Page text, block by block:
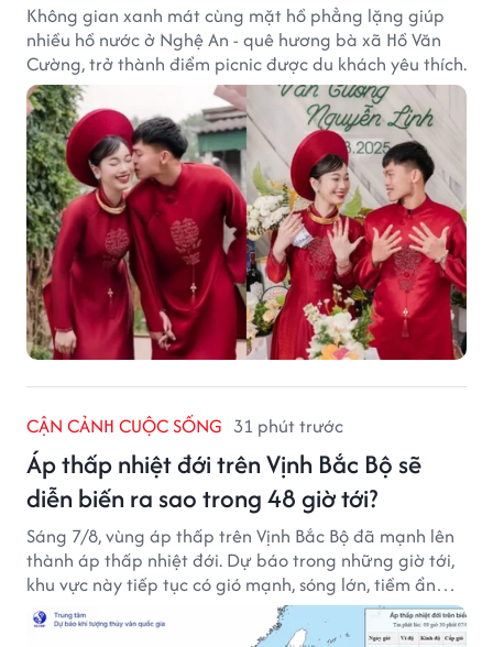
Không gian xanh mát cùng mặt hồ phẳng lặng giúp
nhiều hồ nước ở Nghệ An - quê hương bà xã Hồ Văn
Cường, trở thành điểm picnic được du khách yêu thích.
CẬN CẢNH CUỘC SỐNG 31 phút trước
Áp thấp nhiệt đới trên Vịnh Bắc Bộ sẽ
diễn biến ra sao trong 48 giờ tới?
Sáng 7/8, vùng áp thấp trên Vịnh Bắc Bộ đã mạnh lên
thành áp thấp nhiệt đới. Dự báo trong những giờ tới,
khu vực này tiếp tục có gió mạnh, sóng lớn, tiềm ẩn
nhiều nguy cơ đối với hoạt động của tàu thuyền trên
biển.